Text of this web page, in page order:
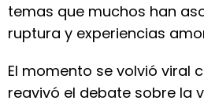
temas que muchos han
ruptura y experiencias
El momento se volvió viral
reavivó el debate sobre la